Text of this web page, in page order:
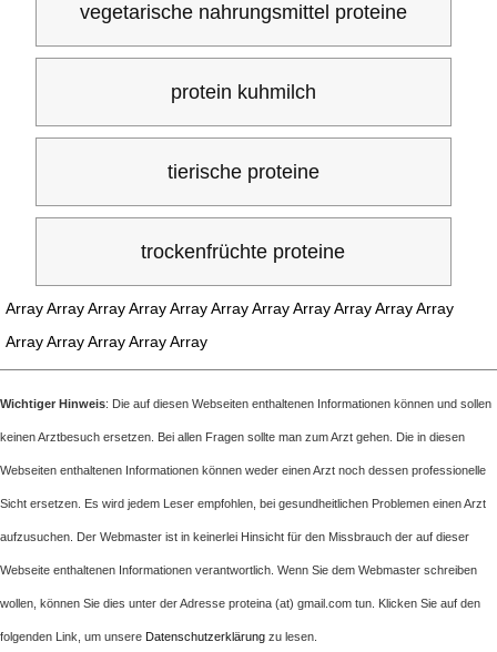
vegetarische nahrungsmittel proteine
protein kuhmilch
tierische proteine
trockenfrüchte proteine
Array Array Array Array Array Array Array Array Array Array Array
Array Array Array Array Array
Wichtiger Hinweis: Die auf diesen Webseiten enthaltenen Informationen können und sollen
keinen Arztbesuch ersetzen. Bei allen Fragen sollte man zum Arzt gehen. Die in diesen
Webseiten enthaltenen Informationen können weder einen Arzt noch dessen professionelle
Sicht ersetzen. Es wird jedem Leser empfohlen, bei gesundheitlichen Problemen einen Arzt
aufzusuchen. Der Webmaster ist in keinerlei Hinsicht für den Missbrauch der auf dieser
Webseite enthaltenen Informationen verantwortlich. Wenn Sie dem Webmaster schreiben
wollen, können Sie dies unter der Adresse proteina (at) gmail.com tun. Klicken Sie auf den
folgenden Link, um unsere Datenschutzerklärung zu lesen.